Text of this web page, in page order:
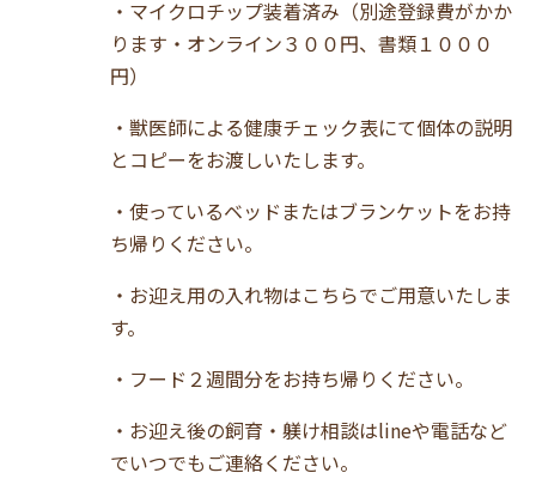
・マイクロチップ装着済み（別途登録費がかか
ります・オンライン３００円、書類１０００
円）
・獣医師による健康チェック表にて個体の説明
とコピーをお渡しいたします。
・使っているベッドまたはブランケットをお持
ち帰りください。
・お迎え用の入れ物はこちらでご用意いたしま
す。
・フード２週間分をお持ち帰りください。
・お迎え後の飼育・躾け相談はlineや電話など
でいつでもご連絡ください。